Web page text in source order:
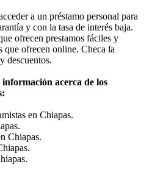
a un préstamo personal para
y con la tasa de interés baja.
ofrecen prestamos fáciles y
que ofrecen online. Checa la
descuentos.
acerca de los
en Chiapas.
Chiapas.